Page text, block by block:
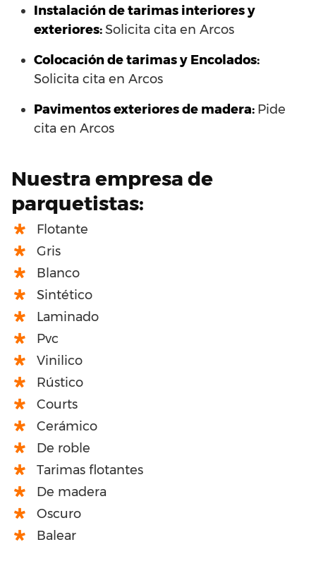
Instalación de tarimas interiores y
exteriores:Solicita cita en Arcos
Colocación de tarimas y Encolados:
Solicita cita en Arcos
Pavimentos exteriores de madera: Pide
cita en Arcos
Nuestra empresa de
parquetistas:
Flotante
Gris
Blanco
Sintético
Laminado
Pvc
Vinilico
Rústico
Courts
Cerámico
De roble
Tarimas flotantes
De madera
Oscuro
Balear